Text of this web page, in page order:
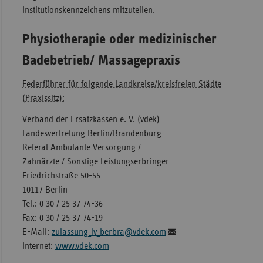
Institutionskennzeichens mitzuteilen.
Physiotherapie oder medizinischer
Badebetrieb/ Massagepraxis
Federführer für folgende Landkreise/kreisfreien Städte
(Praxissitz):
Verband der Ersatzkassen e. V. (vdek)
Landesvertretung Berlin/Brandenburg
Referat Ambulante Versorgung /
Zahnärzte / Sonstige Leistungserbringer
Friedrichstraße 50-55
10117 Berlin
Tel.: 0 30 / 25 37 74-36
Fax: 0 30 / 25 37 74-19
E-Mail: zulassung_lv_berbra@vdek.com
Internet: www.vdek.com